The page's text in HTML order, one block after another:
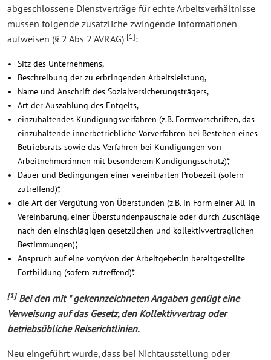
abgeschlossene Dienstverträge für echte Arbeitsverhältnisse
müssen folgende zusätzliche zwingende Informationen
aufweisen (§ 2 Abs 2 AVRAG) [1]:
Sitz des Unternehmens,
Beschreibung der zu erbringenden Arbeitsleistung,
Name und Anschrift des Sozialversicherungsträgers,
Art der Auszahlung des Entgelts,
einzuhaltendes Kündigungsverfahren (z.B. Formvorschriften, das
einzuhaltende innerbetriebliche Vorverfahren bei Bestehen eines
Betriebsrats sowie das Verfahren bei Kündigungen von
Arbeitnehmer:innen mit besonderem Kündigungsschutz)*,
Dauer und Bedingungen einer vereinbarten Probezeit (sofern
zutreffend)*,
die Art der Vergütung von Überstunden (z.B. in Form einer All-In
Vereinbarung, einer Überstundenpauschale oder durch Zuschläge
nach den einschlägigen gesetzlichen und kollektivvertraglichen
Bestimmungen)*,
Anspruch auf eine vom/von der Arbeitgeber:in bereitgestellte
Fortbildung (sofern zutreffend)*.
[1]Bei den mit * gekennzeichneten Angaben genügt eine
Verweisung auf das Gesetz, den Kollektivvertrag oder
betriebsübliche Reiserichtlinien.
Neu eingeführt wurde, dass bei Nichtausstellung oder